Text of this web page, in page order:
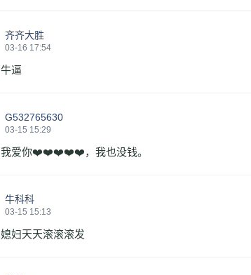
齐齐大胜
03-16 17:54
牛逼
G532765630
03-15 15:29
我爱你❤️❤️❤️❤️❤️，我也没钱。
牛科科
03-15 15:13
媳妇天天滚滚滚发